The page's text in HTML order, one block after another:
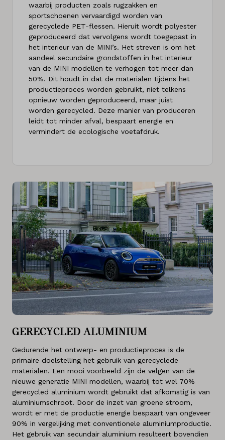
waarbij producten zoals rugzakken en
sportschoenen vervaardigd worden van
gerecyclede PET-flessen. Hieruit wordt polyester
geproduceerd dat vervolgens wordt toegepast in
het interieur van de MINI’s. Het streven is om het
aandeel secundaire grondstoffen in het interieur
van de MINI modellen te verhogen tot meer dan
50%. Dit houdt in dat de materialen tijdens het
productieproces worden gebruikt, niet telkens
opnieuw worden geproduceerd, maar juist
worden gerecycled. Deze manier van produceren
leidt tot minder afval, bespaart energie en
vermindert de ecologische voetafdruk.
GERECYCLED ALUMINIUM
Gedurende het ontwerp- en productieproces is de
primaire doelstelling het gebruik van gerecyclede
materialen. Een mooi voorbeeld zijn de velgen van de
nieuwe generatie MINI modellen, waarbij tot wel 70%
gerecycled aluminium wordt gebruikt dat afkomstig is van
aluminiumschroot. Door de inzet van groene stroom,
wordt er met de productie energie bespaart van ongeveer
90% in vergelijking met conventionele aluminiumproductie.
Het gebruik van secundair aluminium resulteert bovendien